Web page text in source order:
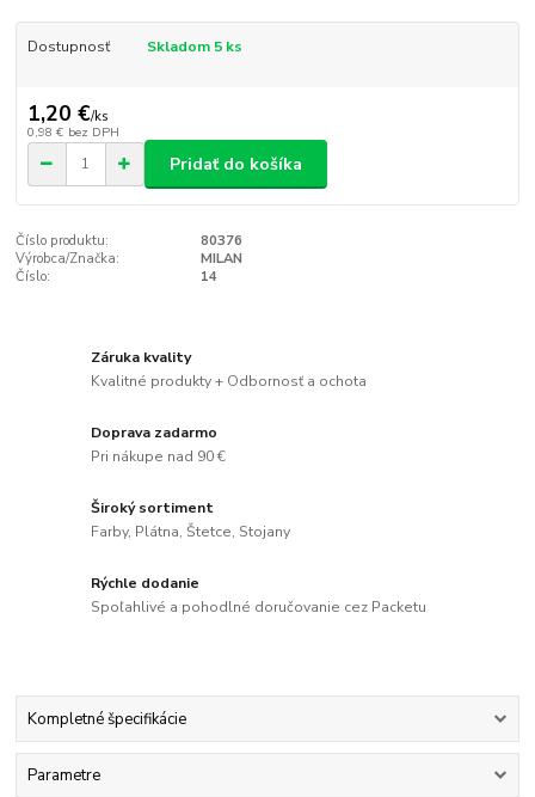
Dostupnosť Skladom 5 ks
1,20 €/ks
0,98 € bez DPH
Pridať do košíka
Číslo produktu:
80376
Výrobca/Značka:
MILAN
Číslo:
14
Záruka kvality
Kvalitné produkty + Odbornosť a ochota
Doprava zadarmo
Pri nákupe nad 90 €
Široký sortiment
Farby, Plátna, Štetce, Stojany
Rýchle dodanie
Spoľahlivé a pohodlné doručovanie cez Packetu
Kompletné špecifikácie
Parametre